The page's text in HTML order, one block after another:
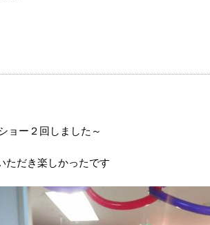
ョー２回しました～
ただき楽しかったです